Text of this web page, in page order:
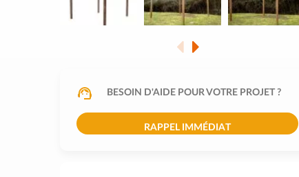
BESOIN D'AIDE POUR VOTRE PROJET ?
RAPPEL IMMÉDIAT